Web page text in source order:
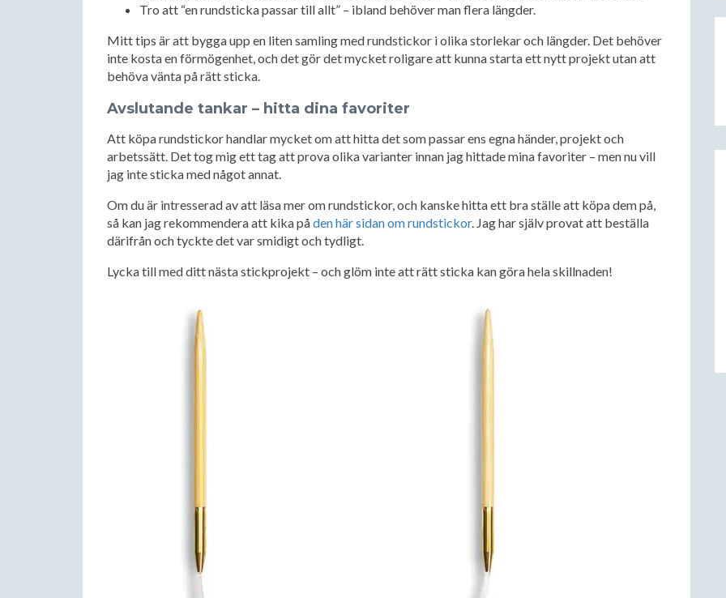
Tro att “en rundsticka passar till allt” – ibland behöver man flera längder.
Mitt tips är att bygga upp en liten samling med rundstickor i olika storlekar och längder. Det behöver
inte kosta en förmögenhet, och det gör det mycket roligare att kunna starta ett nytt projekt utan att
behöva vänta på rätt sticka.
Avslutande tankar – hitta dina favoriter
Att köpa rundstickor handlar mycket om att hitta det som passar ens egna händer, projekt och
arbetssätt. Det tog mig ett tag att prova olika varianter innan jag hittade mina favoriter – men nu vill
jag inte sticka med något annat.
Om du är intresserad av att läsa mer om rundstickor, och kanske hitta ett bra ställe att köpa dem på,
så kan jag rekommendera att kika påden här sidan om rundstickor. Jag har själv provat att beställa
därifrån och tyckte det var smidigt och tydligt.
Lycka till med ditt nästa stickprojekt – och glöm inte att rätt sticka kan göra hela skillnaden!